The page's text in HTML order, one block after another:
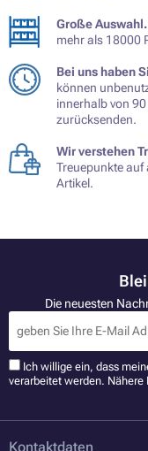
Große Auswahl.
mehr als 18000
Bei uns haben
können
innerhalb von 90
zurücksenden.
Wir verstehen
Treuepunkte
Artikel.
Die neuesten
Ich willige ein, dass
verarbeitet werden.
Kontaktdaten